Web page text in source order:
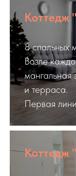
моря для
и
Коттедж
8 спальных
Возле
мангальная
и терраса.
Первая
Коттедж